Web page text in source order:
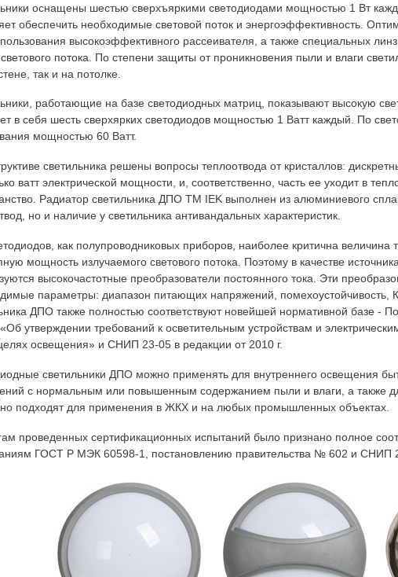
оснащены шестью сверхъяркими светодиодами мощностью 1 Вт
обеспечить необходимые световой поток и энергоэффективность.
высокоэффективного рассеивателя, а также специальных
светового потока. По степени защиты от проникновения пыли и влаги
так и на потолке.
работающие на базе светодиодных матриц, показывают высокую
в себя шесть сверхярких светодиодов мощностью 1 Ватт каждый. По
мощностью 60 Ватт.
светильника решены вопросы теплоотвода от кристаллов:
ватт электрической мощности, и, соответственно, часть ее уходит в
Радиатор светильника ДПО TM IEK выполнен из алюминиевого
но и наличие у светильника антивандальных характеристик.
как полупроводниковых приборов, наиболее критична величина
мощность излучаемого светового потока. Поэтому в качестве
высокочастотные преобразователи постоянного тока. Эти
параметры: диапазон питающих напряжений,
ДПО также полностью соответствуют новейшей нормативной базе -
утверждении требований к осветительным устройствам и
освещения» и СНИП 23-05 в редакции от 2010 г.
светильники ДПО можно применять для внутреннего освещения
с нормальным или повышенным содержанием пыли и влаги, а также
подходят для применения в ЖКХ и на любых промышленных объектах.
проведенных сертификационных испытаний было признано полное
ГОСТ Р МЭК 60598-1, постановлению правительства № 602 и СНИП